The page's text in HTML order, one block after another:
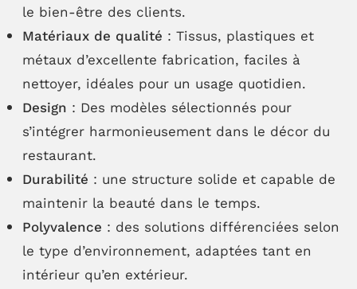
le bien-être des clients.
Matériaux de qualité : Tissus, plastiques et
métaux d’excellente fabrication, faciles à
nettoyer, idéales pour un usage quotidien.
Design : Des modèles sélectionnés pour
s’intégrer harmonieusement dans le décor du
restaurant.
Durabilité : une structure solide et capable de
maintenir la beauté dans le temps.
Polyvalence : des solutions différenciées selon
le type d’environnement, adaptées tant en
intérieur qu’en extérieur.